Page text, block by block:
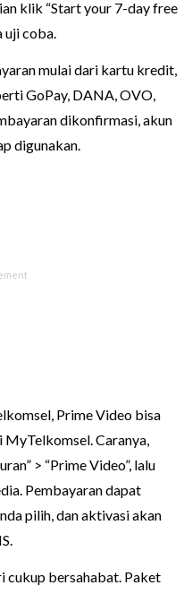
klik “Start your 7-day free
uji coba.
mulai dari kartu kredit,
GoPay, DANA, OVO,
dikonfirmasi, akun
digunakan.
Prime Video bisa
Caranya,
> “Prime Video”, lalu
Pembayaran dapat
pilih, dan aktivasi akan
cukup bersahabat. Paket